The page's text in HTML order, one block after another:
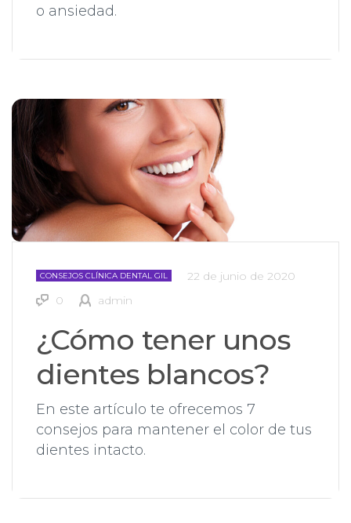
o ansiedad.
CONSEJOS CLÍNICA DENTAL GIL
22 de junio de 2020
0
admin
¿Cómo tener unos
dientes blancos?
En este artículo te ofrecemos 7
consejos para mantener el color de tus
dientes intacto.